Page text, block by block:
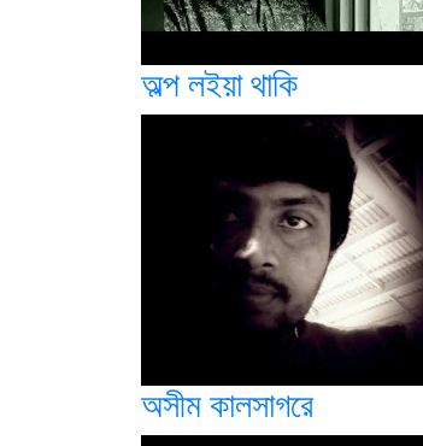
অল্প লইয়া থাকি
অসীম কালসাগরে